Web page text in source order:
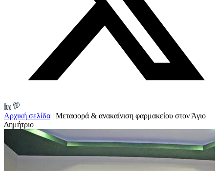
Αρχική σελίδα | Μεταφορά & ανακαίνιση φαρμακείου στον Άγιο
Δημήτριο